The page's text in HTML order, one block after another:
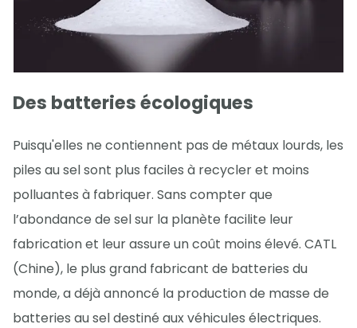
Des batteries écologiques
Puisqu'elles ne contiennent pas de métaux lourds, les
piles au sel sont plus faciles à recycler et moins
polluantes à fabriquer. Sans compter que
l’abondance de sel sur la planète facilite leur
fabrication et leur assure un coût moins élevé. CATL
(Chine), le plus grand fabricant de batteries du
monde, a déjà annoncé la production de masse de
batteries au sel destiné aux véhicules électriques.